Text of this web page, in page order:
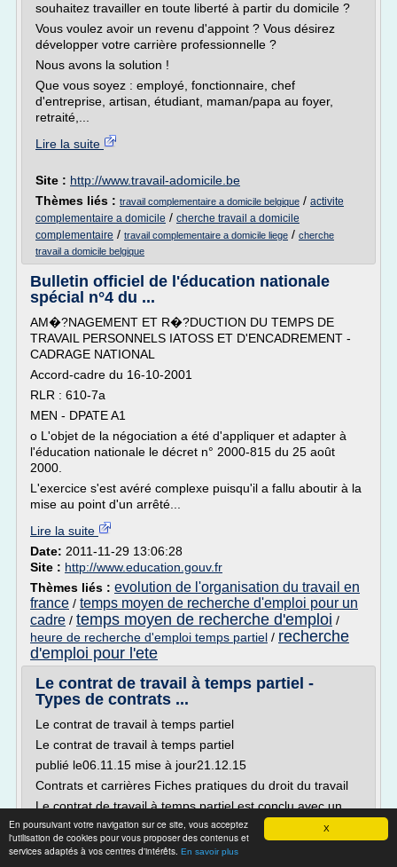
X
En poursuivant votre navigation sur ce site, vous acceptez
l'utilisation de cookies pour vous proposer des contenus et
services adaptés à vos centres d'intérêts. En savoir plus
souhaitez travailler en toute liberté à partir du domicile ?
Vous voulez avoir un revenu d'appoint ? Vous désirez
développer votre carrière professionnelle ?
Nous avons la solution !
Que vous soyez : employé, fonctionnaire, chef
d'entreprise, artisan, étudiant, maman/papa au foyer,
retraité,...
Lire la suite
Site : http://www.travail-adomicile.be
Thèmes liés : travail complementaire a domicile belgique / activite
complementaire a domicile / cherche travail a domicile
complementaire / travail complementaire a domicile liege / cherche
travail a domicile belgique
Bulletin officiel de l'éducation nationale
spécial n°4 du ...
AM�?NAGEMENT ET R�?DUCTION DU TEMPS DE
TRAVAIL PERSONNELS IATOSS ET D'ENCADREMENT -
CADRAGE NATIONAL
Accord-cadre du 16-10-2001
RLR : 610-7a
MEN - DPATE A1
o L'objet de la négociation a été d'appliquer et adapter à
l'éducation nationale le décret n° 2000-815 du 25 août
2000.
L'exercice s'est avéré complexe puisqu'il a fallu aboutir à la
mise au point d'un arrêté...
Lire la suite
Date: 2011-11-29 13:06:28
Site : http://www.education.gouv.fr
Thèmes liés : evolution de l'organisation du travail en
france / temps moyen de recherche d'emploi pour un
cadre / temps moyen de recherche d'emploi /
heure de recherche d'emploi temps partiel / recherche
d'emploi pour l'ete
Le contrat de travail à temps partiel -
Types de contrats ...
Le contrat de travail à temps partiel
Le contrat de travail à temps partiel
publié le06.11.15 mise à jour21.12.15
Contrats et carrières Fiches pratiques du droit du travail
Le contrat de travail à temps partiel est conclu avec un
salarié dont la durée du travail est inférieure à la durée -
légale ou conventionnelle - pratiquée dans l'entreprise.
Obligatoirement écrit, ce contrat...